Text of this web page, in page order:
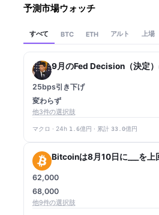
予測市場ウォッチ
すべて BTC ETH アルト 上場
9月のFed Decision（決定
25bps引き下げ
変わらず
他3件の選択肢
マクロ · 24h 1.6億円 · 累計 33.0億円
Bitcoinは8月10日に___を上
62,000
68,000
他9件の選択肢